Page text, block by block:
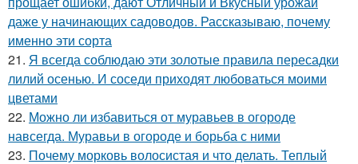
даже у начинающих садоводов. Рассказываю, почему
именно эти сорта
21. Я всегда соблюдаю эти золотые правила пересадки
лилий осенью. И соседи приходят любоваться моими
цветами
22. Можно ли избавиться от муравьев в огороде
навсегда. Муравьи в огороде и борьба с ними
23. Почему морковь волосистая и что делать. Теплый